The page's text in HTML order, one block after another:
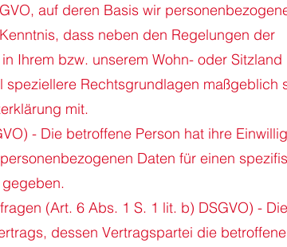
auf deren Basis wir
dass neben den Regelungen der
Ihrem bzw. unserem Wohn- oder Sitzland
speziellere Rechtsgrundlagen maßgeblich
mit.
- Die betroffene Person hat ihre
Daten für einen
(Art. 6 Abs. 1 S. 1 lit. b) DSGVO) - Die
dessen Vertragspartei die betroffene